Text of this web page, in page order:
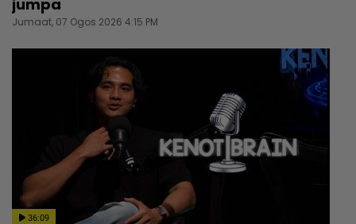
jumpa
Jumaat, 07 Ogos 2026 4:15 PM
36:09